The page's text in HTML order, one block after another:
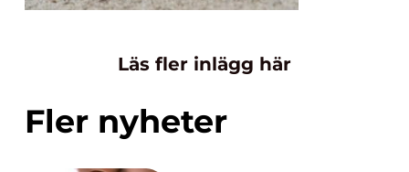
Läs fler inlägg här
Fler nyheter